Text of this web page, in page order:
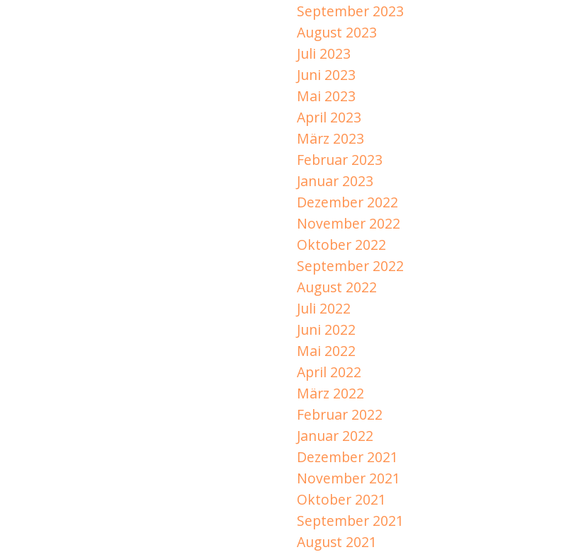
September 2023
August 2023
Juli 2023
Juni 2023
Mai 2023
April 2023
März 2023
Februar 2023
Januar 2023
Dezember 2022
November 2022
Oktober 2022
September 2022
August 2022
Juli 2022
Juni 2022
Mai 2022
April 2022
März 2022
Februar 2022
Januar 2022
Dezember 2021
November 2021
Oktober 2021
September 2021
August 2021